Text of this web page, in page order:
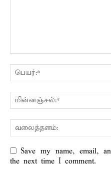
Save my name, email,
the next time I comment.